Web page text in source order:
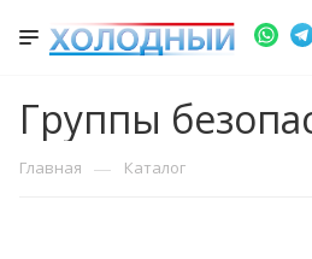
Группы
Главная — Каталог